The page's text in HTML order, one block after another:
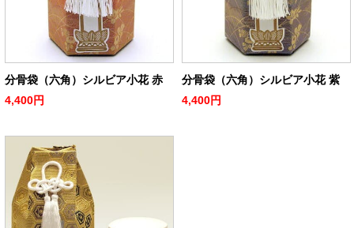
分骨袋（六角）シルビア小花 赤
4,400円
分骨袋（六角）シルビア小花 紫
4,400円